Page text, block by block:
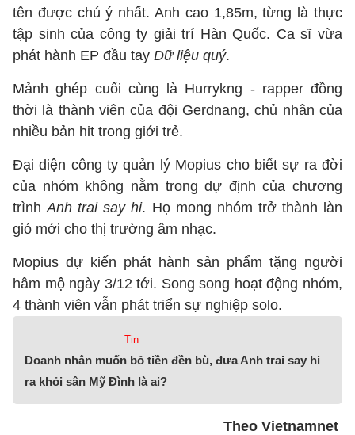
tên được chú ý nhất. Anh cao 1,85m, từng là thực
tập sinh của công ty giải trí Hàn Quốc. Ca sĩ vừa
phát hành EP đầu tay Dữ liệu quý.
Mảnh ghép cuối cùng là Hurrykng - rapper đồng
thời là thành viên của đội Gerdnang, chủ nhân của
nhiều bản hit trong giới trẻ.
Đại diện công ty quản lý Mopius cho biết sự ra đời
của nhóm không nằm trong dự định của chương
trìnhAnh trai say hi. Họ mong nhóm trở thành làn
gió mới cho thị trường âm nhạc.
Mopius dự kiến phát hành sản phẩm tặng người
hâm mộ ngày 3/12 tới. Song song hoạt động nhóm,
4 thành viên vẫn phát triển sự nghiệp solo.
Tin
Doanh nhân muốn bỏ tiền đền bù, đưa Anh trai say hi
ra khỏi sân Mỹ Đình là ai?
Theo Vietnamnet